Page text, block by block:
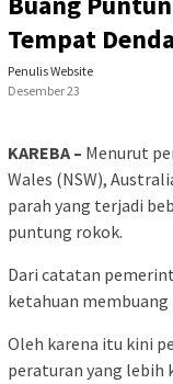
Tempat
Penulis Website
Desember 23
KAREBA – Menurut
Wales (NSW),
parah yang terjadi
puntung rokok.
Dari catatan
ketahuan
Oleh karena itu kini
peraturan yang lebih